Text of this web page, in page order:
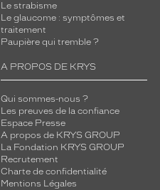
Le strabisme
Le glaucome : symptômes et
traitement
Paupière qui tremble ?
A PROPOS DE KRYS
Qui sommes-nous ?
Les preuves de la confiance
Espace Presse
A propos de KRYS GROUP
La Fondation KRYS GROUP
Recrutement
Charte de confidentialité
Mentions Légales